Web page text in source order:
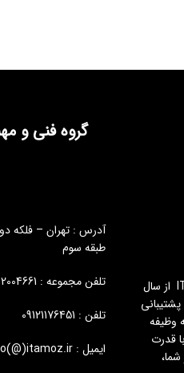
گروه فنی و
گروه فنی و مهندسی ایتی اموز ارئه دهنده خدمات حوزه IT از سال
پشتیبانی
وظیفه
قدرت
طبقه سوم
تلفن مجموعه : 02192004661 – 02192004662
تلفن : 09121176451
ایمیل : Info(@)itamoz.ir